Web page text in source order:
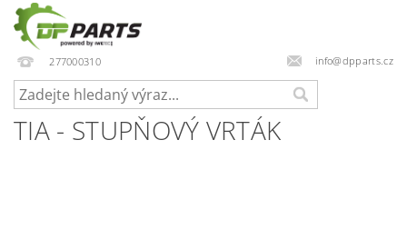
277000310 info@dpparts.cz
TIA - STUPŇOVÝ VRTÁK